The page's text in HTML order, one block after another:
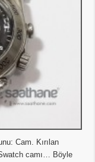
Cam. Kırılan
camı… Böyle